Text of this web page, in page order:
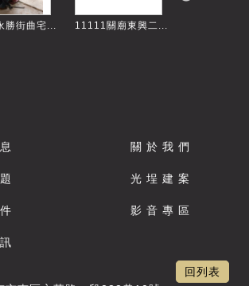
勝街曲宅... 11111關廟東興二...
關 於 我 們
光 埕 建 案
影 音 專 區
回列表